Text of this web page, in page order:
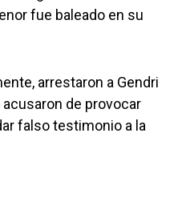
fue baleado en su
arrestaron a Gendri
acusaron de provocar
falso testimonio a la